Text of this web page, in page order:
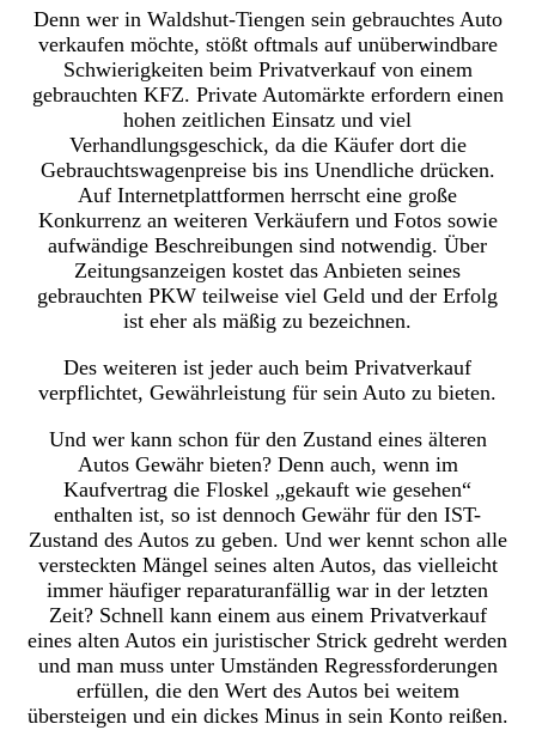
Denn wer in Waldshut-Tiengen sein gebrauchtes Auto
verkaufen möchte, stößt oftmals auf unüberwindbare
Schwierigkeiten beim Privatverkauf von einem
gebrauchten KFZ. Private Automärkte erfordern einen
hohen zeitlichen Einsatz und viel
Verhandlungsgeschick, da die Käufer dort die
Gebrauchtswagenpreise bis ins Unendliche drücken.
Auf Internetplattformen herrscht eine große
Konkurrenz an weiteren Verkäufern und Fotos sowie
aufwändige Beschreibungen sind notwendig. Über
Zeitungsanzeigen kostet das Anbieten seines
gebrauchten PKW teilweise viel Geld und der Erfolg
ist eher als mäßig zu bezeichnen.
Des weiteren ist jeder auch beim Privatverkauf
verpflichtet, Gewährleistung für sein Auto zu bieten.
Und wer kann schon für den Zustand eines älteren
Autos Gewähr bieten? Denn auch, wenn im
Kaufvertrag die Floskel „gekauft wie gesehen“
enthalten ist, so ist dennoch Gewähr für den IST-
Zustand des Autos zu geben. Und wer kennt schon alle
versteckten Mängel seines alten Autos, das vielleicht
immer häufiger reparaturanfällig war in der letzten
Zeit? Schnell kann einem aus einem Privatverkauf
eines alten Autos ein juristischer Strick gedreht werden
und man muss unter Umständen Regressforderungen
erfüllen, die den Wert des Autos bei weitem
übersteigen und ein dickes Minus in sein Konto reißen.